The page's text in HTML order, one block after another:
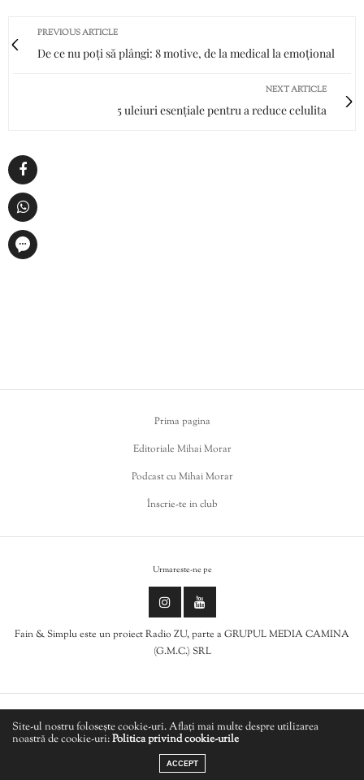
INNER LIFE - I'm Caught Up In A One
PREVIOUS ARTICLE
De ce nu poți să plângi: 8 motive, de la medical la emoțional
NEXT ARTICLE
5 uleiuri esențiale pentru a reduce celulita
Prima pagina
Editoriale Mihai Morar
Podcast cu Mihai Morar
Înscrie-te in club
Urmareste-ne pe
Fain & Simplu este un proiect Radio ZU, parte a GRUPUL MEDIA CAMINA
(G.M.C.) SRL
Politica de cookies
Politică de confidențialitate
Site-ul nostru folosește cookie-uri. Aflați mai multe despre utilizarea
noastră de cookie-uri:Politica privind cookie-urile
ACCEPT